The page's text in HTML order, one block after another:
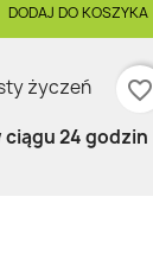
DODAJ DO KOSZYKA
życzeń
favorite_border
ciągu 24 godzin